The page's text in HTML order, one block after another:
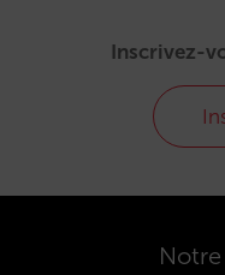
Inscrivez-
Notre